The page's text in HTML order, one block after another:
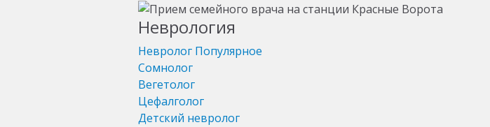
Неврология
Невролог Популярное
Сомнолог
Вегетолог
Цефалголог
Детский невролог